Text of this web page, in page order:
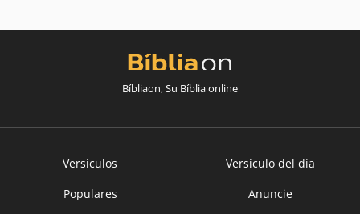
Bíbliaon, Su Bíblia online
Versículos
Versículo del día
Populares
Anuncie